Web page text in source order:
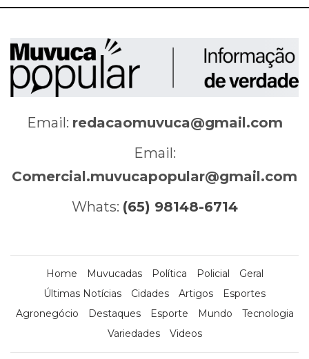
Email: redacaomuvuca@gmail.com
Email:
Comercial.muvucapopular@gmail.com
Whats: (65) 98148-6714
Home Muvucadas Política Policial
Geral
Últimas Notícias
Cidades Artigos
Esportes
Agronegócio
Destaques Esporte Mundo
Tecnologia
Variedades
Videos